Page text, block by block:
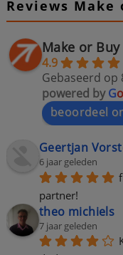
Reviews Make
Make or
4.9
Gebaseerd
powered byGo
beoordeel
Geertjan
6 jaar geleden
partner!
theo michiels
7 jaar geleden